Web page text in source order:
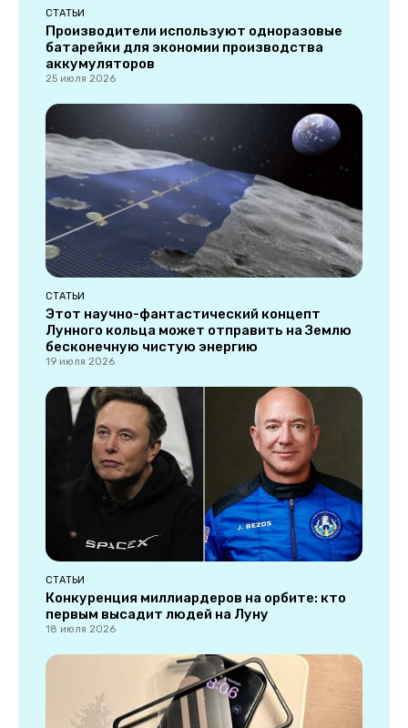
СТАТЬИ
Производители используют одноразовые
батарейки для экономии производства
аккумуляторов
25 июля 2026
СТАТЬИ
Этот научно-фантастический концепт
Лунного кольца может отправить на Землю
бесконечную чистую энергию
19 июля 2026
СТАТЬИ
Конкуренция миллиардеров на орбите: кто
первым высадит людей на Луну
18 июля 2026